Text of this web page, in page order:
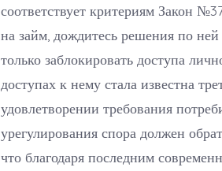
соответствует критериям Закон
на займ, дождитесь решения по
только заблокировать доступа
доступах к нему стала известна
удовлетворении требования
урегулирования спора должен
что благодаря последним